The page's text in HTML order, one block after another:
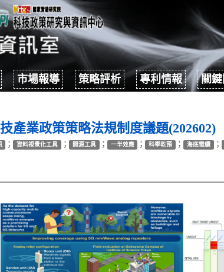
市場報導 策略評析 專利情報 關
產業政策策略法規制度議題(202602)
； 資料視覺化工具 ； 開源工具 ； 一半效應 ； 科學乾預 ； 海底電纜 ；